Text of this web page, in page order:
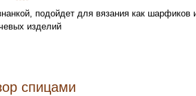
подойдет для вязания как шарфиков
изделий
спицами